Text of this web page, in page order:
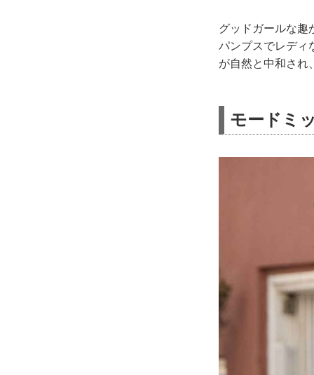
グッドガールな趣
パンプスでレディ
が自然と中和され
モードミ